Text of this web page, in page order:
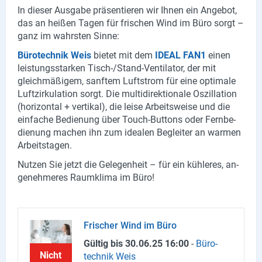
In die­ser Aus­ga­be prä­sen­tie­ren wir Ihnen ein An­ge­bot,
das an hei­ßen Tagen für fri­schen Wind im Büro sorgt –
ganz im wahrs­ten Sinne:
Bü­ro­tech­nik Weis bie­tet mit dem IDEAL FAN1 einen
leis­tungs­star­ken Tisch-​/Stand-​Ventilator, der mit
gleich­mä­ßi­gem, sanf­tem Luft­strom für eine op­ti­ma­le
Luft­zir­ku­la­ti­on sorgt. Die mul­ti­di­rek­tio­na­le Os­zil­la­ti­on
(ho­ri­zon­tal + ver­ti­kal), die leise Ar­beits­wei­se und die
ein­fa­che Be­die­nung über Touch-​Buttons oder Fern­be­
die­nung ma­chen ihn zum idea­len Be­glei­ter an war­men
Ar­beits­ta­gen.
Nut­zen Sie jetzt die Ge­le­gen­heit – für ein küh­le­res, an­
ge­neh­me­res Raum­kli­ma im Büro!
Nicht
Fri­scher Wind im Büro
Gül­tig bis 30.06.25 16:00 - Bü­ro­
tech­nik Weis